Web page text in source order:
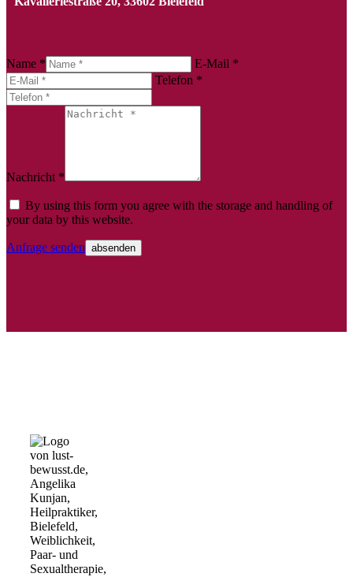
Name *
E-Mail *
Telefon *
Nachricht *
By using this form you agree with the storage and handling of
your data by this website.
Anfrage senden